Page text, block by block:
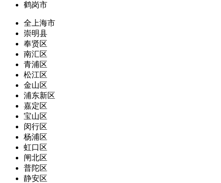
鹤岗市
全上海市
崇明县
奉贤区
南汇区
青浦区
松江区
金山区
浦东新区
嘉定区
宝山区
闵行区
杨浦区
虹口区
闸北区
普陀区
静安区